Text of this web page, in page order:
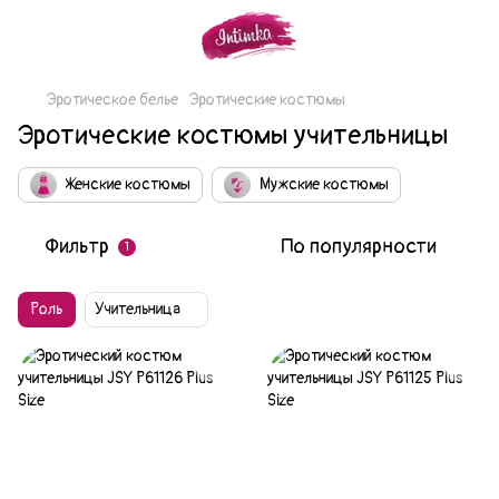
Эротическое белье Эротические костюмы
Эротические костюмы учительницы
Женские костюмы Мужские костюмы
Фильтр 1 По популярности
Роль Учительница